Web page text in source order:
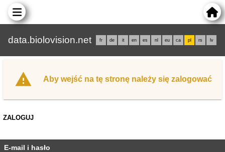
data.biolovision.net fr de it en es nl eu ca pl rs lv
Aby wejść na tę stronę należy się zalogować
ZALOGUJ
E-mail i hasło